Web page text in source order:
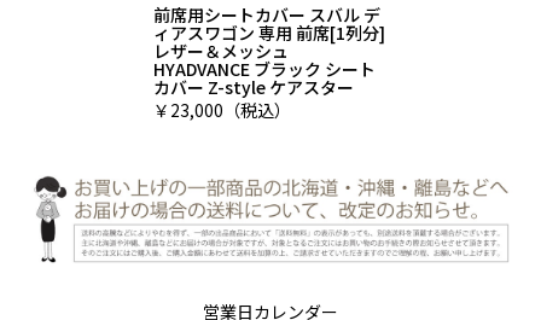
前席用シートカバー スバル デ
ィアスワゴン 専用 前席[1列分]
レザー＆メッシュ
HYADVANCE ブラック シート
カバー Z-style ケアスター
￥23,000（税込）
営業日カレンダー